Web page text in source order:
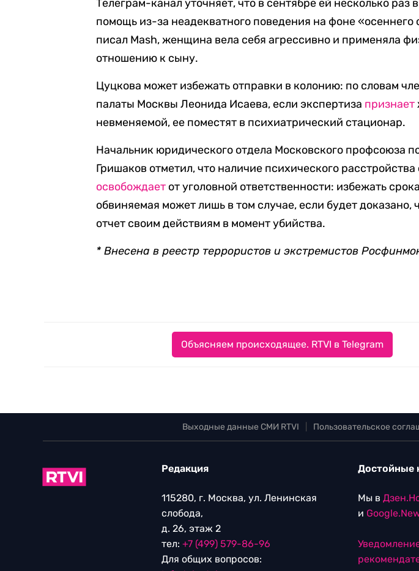
Телеграм-канал уточняет, что в сентябре ей несколько раз
помощь из-за неадекватного поведения на фоне «осеннего
писал Mash, женщина вела себя агрессивно и применяла
отношению к сыну.
Цуцкова может избежать отправки в колонию: по словам
палаты Москвы Леонида Исаева, если экспертиза признает
невменяемой, ее поместят в психиатрический стационар.
Начальник юридического отдела Московского профсоюза
Гришаков отметил, что наличие психического
освобождает от уголовной ответственности: избежать
обвиняемая может лишь в том случае, если будет доказано,
отчет своим действиям в момент убийства.
* Внесена в реестр террористов и экстремистов
Объясняем происходящее. RTVI в Telegram
Выходные данные СМИ RTVI Пользовательское
Редакция
115280, г. Москва, ул. Ленинская
слобода,
д. 26, этаж 2
тел: +7 (499) 579-86-96
Для общих вопросов:
Достойные
Мы в
и